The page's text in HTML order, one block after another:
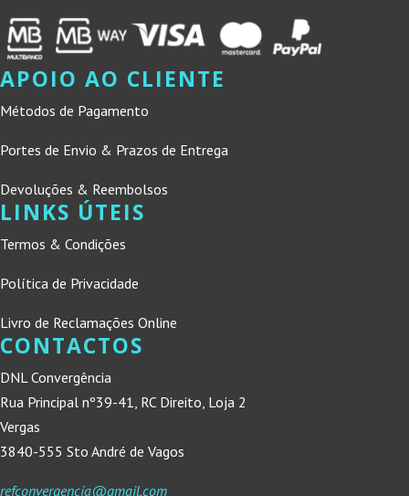
APOIO AO CLIENTE
Métodos de Pagamento
Portes de Envio & Prazos de Entrega
Devoluções & Reembolsos
LINKS ÚTEIS
Termos & Condições
Política de Privacidade
Livro de Reclamações Online
CONTACTOS
DNL Convergência
Rua Principal nº39-41, RC Direito, Loja 2
Vergas
3840-555 Sto André de Vagos
refconvergencia@gmail.com